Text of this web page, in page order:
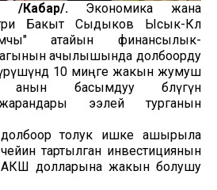
/Кабар/.Экономика жана
Бакыт Сыдыков Ысык-Көл
атайын финансылык-
ачылышында долбоорду
10 миңге жакын жумуш
анын басымдуу бөлүгүн
ээлей турганын
толук ишке ашырыла
тартылган инвестициянын
АКШ долларына жакын болушу